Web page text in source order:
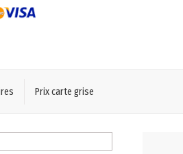
Prix carte grise